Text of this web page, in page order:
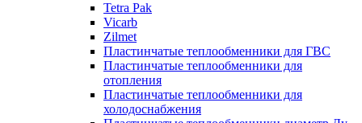
Tetra Pak
Vicarb
Zilmet
Пластинчатые теплообменники для ГВС
Пластинчатые теплообменники для
отопления
Пластинчатые теплообменники для
холодоснабжения